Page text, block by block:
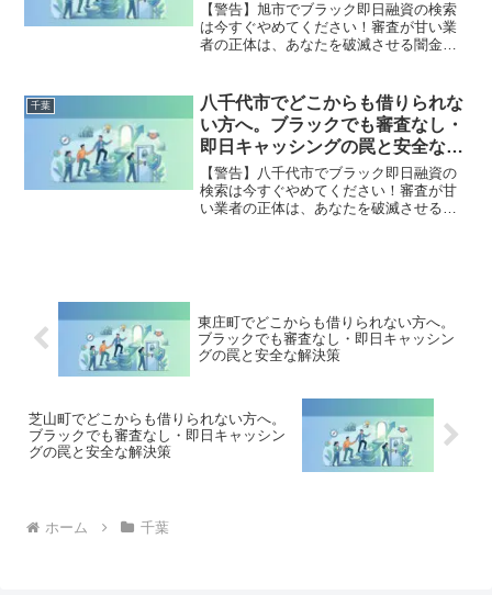
【警告】旭市でブラック即日融資の検索
は今すぐやめてください！審査が甘い業
者の正体は、あなたを破滅させる闇金で
違法業者を避け、借金地獄から抜け出し
た方々の実体験と確実な解決策を完全公
開。
千葉
八千代市でどこからも借りられな
い方へ。ブラックでも審査なし・
即日キャッシングの罠と安全な解
決策
【警告】八千代市でブラック即日融資の
検索は今すぐやめてください！審査が甘
い業者の正体は、あなたを破滅させる闇
東庄町でどこからも借りられない方へ。
ブラックでも審査なし・即日キャッシン
グの罠と安全な解決策
芝山町でどこからも借りられない方へ。
ブラックでも審査なし・即日キャッシン
グの罠と安全な解決策
ホーム 千葉